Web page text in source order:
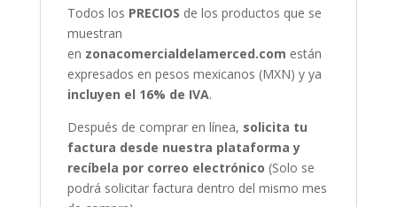
Todos los PRECIOS de los productos que se
muestran
en zonacomercialdelamerced.com están
expresados en pesos mexicanos (MXN) y ya
incluyen el 16% de IVA.
Después de comprar en línea, solicita tu
factura desde nuestra plataforma y
recíbela por correo electrónico (Solo se
podrá solicitar factura dentro del mismo mes